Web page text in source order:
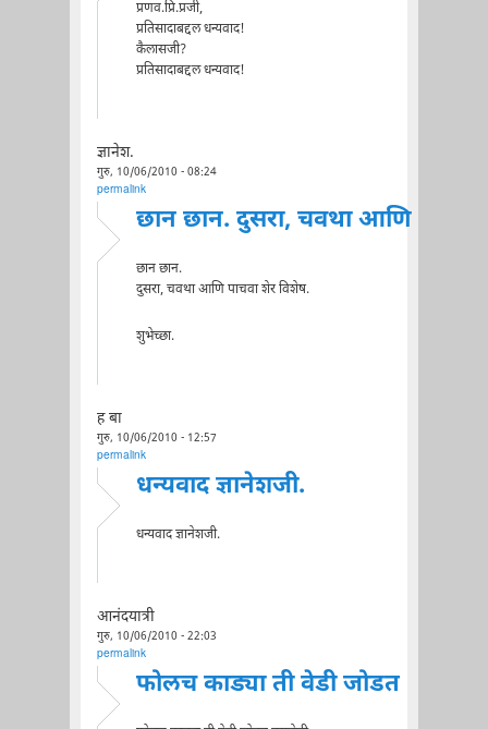
प्रणव.प्रि.प्रजी,
प्रतिसादाबद्दल धन्यवाद!
कैलासजी?
प्रतिसादाबद्दल धन्यवाद!
ज्ञानेश.
गुरु, 10/06/2010 - 08:24
permalink
छान छान. दुसरा, चवथा आणि
छान छान.
दुसरा, चवथा आणि पाचवा शेर विशेष.
शुभेच्छा.
ह बा
गुरु, 10/06/2010 - 12:57
permalink
धन्यवाद ज्ञानेशजी.
धन्यवाद ज्ञानेशजी.
आनंदयात्री
गुरु, 10/06/2010 - 22:03
permalink
फोलच काड्या ती वेडी जोडत